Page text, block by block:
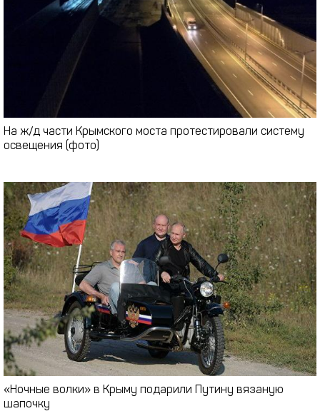
На ж/д части Крымского моста протестировали систему
освещения (фото)
«Ночные волки» в Крыму подарили Путину вязаную
шапочку